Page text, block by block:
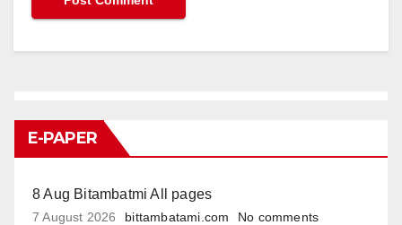
E-PAPER
8 Aug Bitambatmi All pages
7 August 2026 bittambatami.com No comments